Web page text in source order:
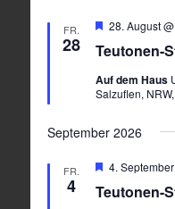
FR.
28 Teutonen-
28. August
Auf dem Haus
Salzuflen,
September 2026
FR.
4 Teutonen-
4.